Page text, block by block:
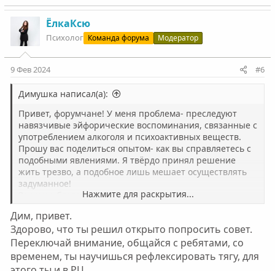
ЁлкаКсю
Психолог Команда форума Модератор
9 Фев 2024 #6
Димушка написал(а):
Привет, форумчане! У меня проблема- преследуют
навязчивые эйфорические воспоминания, связанные с
употреблением алкоголя и психоактивных веществ.
Прошу вас поделиться опытом- как вы справляетесь с
подобными явлениями. Я твёрдо принял решение
жить трезво, а подобное лишь мешает осуществлять
задуманное!
Заранее благодарю!Нажмите для раскрытия...
Дим, привет.
Здорово, что ты решил открыто попросить совет.
Переключай внимание, общайся с ребятами, со
временем, ты научишься рефлексировать тягу, для